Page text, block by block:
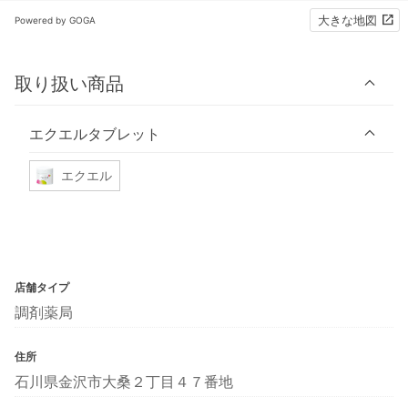
Powered by GOGA 大きな地図
取り扱い商品
エクエルタブレット
エクエル
店舗タイプ
調剤薬局
住所
石川県金沢市大桑２丁目４７番地